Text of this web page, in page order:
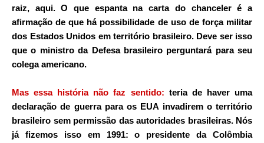
raiz, aqui. O que espanta na carta do chanceler é a
afirmação de que há possibilidade de uso de força militar
dos Estados Unidos em território brasileiro. Deve ser isso
que o ministro da Defesa brasileiro perguntará para seu
colega americano.
Mas essa história não faz sentido: teria de haver uma
declaração de guerra para os EUA invadirem o território
brasileiro sem permissão das autoridades brasileiras. Nós
já fizemos isso em 1991: o presidente da Colômbia